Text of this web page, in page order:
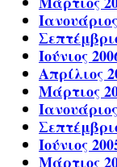
Ιούνιος
Απρίλιος
Μάρτιος
Ιούνιος
Μάρτιος